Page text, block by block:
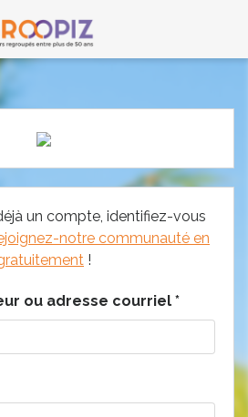
un compte, identifiez-vous
notre communauté en
!
ou adresse courriel *